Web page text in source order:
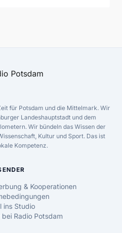
für Potsdam und die Mittelmark. Wir
Landeshauptstadt und dem
Wir bündeln das Wissen der
Kultur und Sport. Das ist
Kompetenz.
& Kooperationen
ins Studio
bei Radio Potsdam